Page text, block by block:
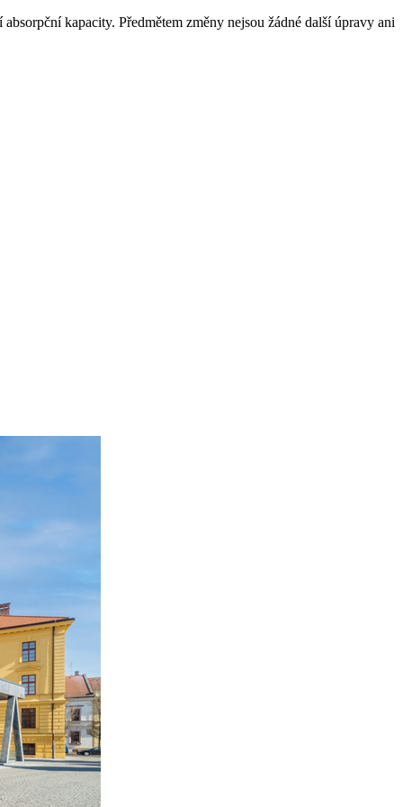
kapacity. Předmětem změny nejsou žádné další úpravy ani